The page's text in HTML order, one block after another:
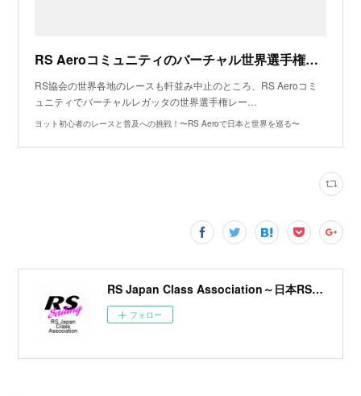
RS Aeroコミュニティのバーチャル世界選手権に参戦＆Bクラス最終戦へ
RS協会の世界各地のレースも軒並み中止のところ、RS Aeroコミ
ュニティでバーチャルレガッタの世界選手権レー…
ヨット初心者のレースと普及への挑戦！〜RS Aeroで日本と世界を巡る〜
RS Japan Class Association～日本RSクラス協会～
フォロー